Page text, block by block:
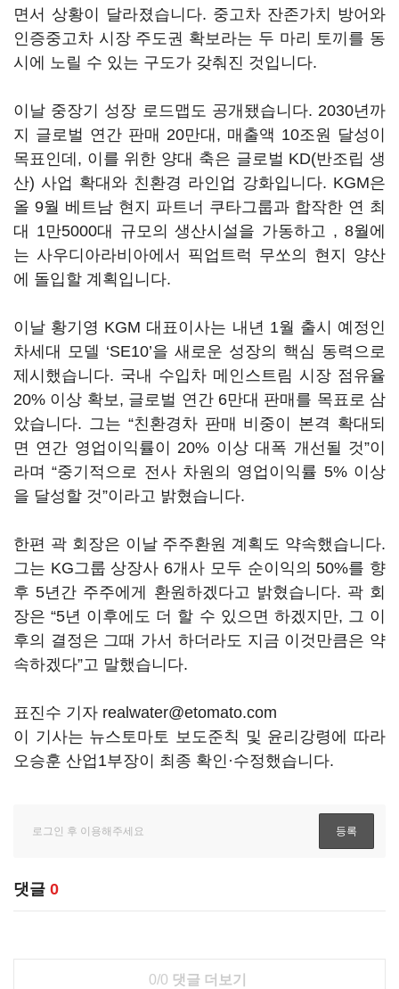
면서 상황이 달라졌습니다. 중고차 잔존가치 방어와
인증중고차 시장 주도권 확보라는 두 마리 토끼를 동
시에 노릴 수 있는 구도가 갖춰진 것입니다.
이날 중장기 성장 로드맵도 공개됐습니다. 2030년까
지 글로벌 연간 판매 20만대, 매출액 10조원 달성이
목표인데, 이를 위한 양대 축은 글로벌 KD(반조립 생
산) 사업 확대와 친환경 라인업 강화입니다. KGM은
올 9월 베트남 현지 파트너 쿠타그룹과 합작한 연 최
대 1만5000대 규모의 생산시설을 가동하고 , 8월에
는 사우디아라비아에서 픽업트럭 무쏘의 현지 양산
에 돌입할 계획입니다.
이날 황기영 KGM 대표이사는 내년 1월 출시 예정인
차세대 모델 ‘SE10’을 새로운 성장의 핵심 동력으로
제시했습니다. 국내 수입차 메인스트림 시장 점유율
20% 이상 확보, 글로벌 연간 6만대 판매를 목표로 삼
았습니다. 그는 “친환경차 판매 비중이 본격 확대되
면 연간 영업이익률이 20% 이상 대폭 개선될 것”이
라며 “중기적으로 전사 차원의 영업이익률 5% 이상
을 달성할 것”이라고 밝혔습니다.
한편 곽 회장은 이날 주주환원 계획도 약속했습니다.
그는 KG그룹 상장사 6개사 모두 순이익의 50%를 향
후 5년간 주주에게 환원하겠다고 밝혔습니다. 곽 회
장은 “5년 이후에도 더 할 수 있으면 하겠지만, 그 이
후의 결정은 그때 가서 하더라도 지금 이것만큼은 약
속하겠다”고 말했습니다.
표진수 기자 realwater@etomato.com
이 기사는 뉴스토마토 보도준칙 및 윤리강령에 따라
오승훈 산업1부장이 최종 확인·수정했습니다.
댓글 0
0/0 댓글 더보기